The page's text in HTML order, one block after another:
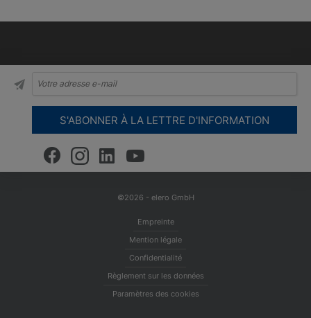
©2026 - elero GmbH
Empreinte
Mention légale
Confidentialité
Règlement sur les données
Paramètres des cookies